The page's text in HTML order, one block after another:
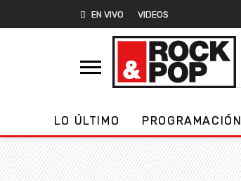
EN VIVO VIDEOS
LO ÚLTIMO PROGRAMACIÓN